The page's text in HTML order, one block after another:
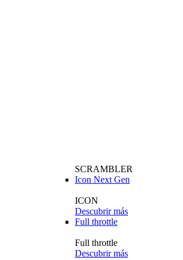
SCRAMBLER
Icon Next Gen
ICON
Descubrir más
Full throttle
Full throttle
Descubrir más